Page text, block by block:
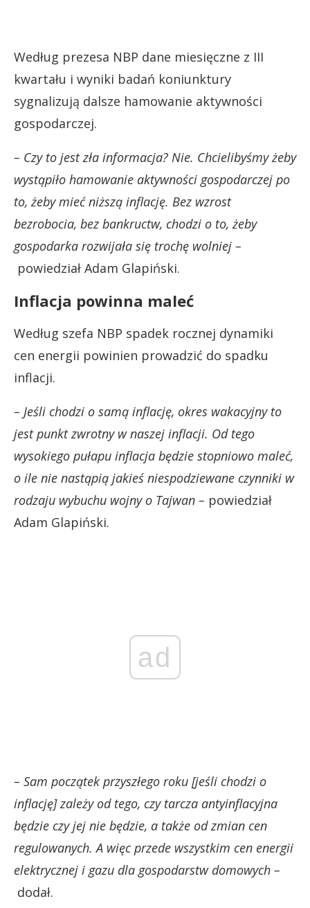
Według prezesa NBP dane miesięczne z III
kwartału i wyniki badań koniunktury
sygnalizują dalsze hamowanie aktywności
gospodarczej.
– Czy to jest zła informacja? Nie. Chcielibyśmy żeby
wystąpiło hamowanie aktywności gospodarczej po
to, żeby mieć niższą inflację. Bez wzrost
bezrobocia, bez bankructw, chodzi o to, żeby
gospodarka rozwijała się trochę wolniej –
powiedział Adam Glapiński.
Inflacja powinna maleć
Według szefa NBP spadek rocznej dynamiki
cen energii powinien prowadzić do spadku
inflacji.
– Jeśli chodzi o samą inflację, okres wakacyjny to
jest punkt zwrotny w naszej inflacji. Od tego
wysokiego pułapu inflacja będzie stopniowo maleć,
o ile nie nastąpią jakieś niespodziewane czynniki w
rodzaju wybuchu wojny o Tajwan – powiedział
Adam Glapiński.
ad
– Sam początek przyszłego roku [jeśli chodzi o
inflację] zależy od tego, czy tarcza antyinflacyjna
będzie czy jej nie będzie, a także od zmian cen
regulowanych. A więc przede wszystkim cen energii
elektrycznej i gazu dla gospodarstw domowych –
dodał.